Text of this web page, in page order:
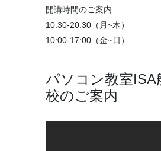
開講時間のご案内
10:30-20:30（月~木）
10:00-17:00（金~日）
パソコン教室ISA
校のご案内